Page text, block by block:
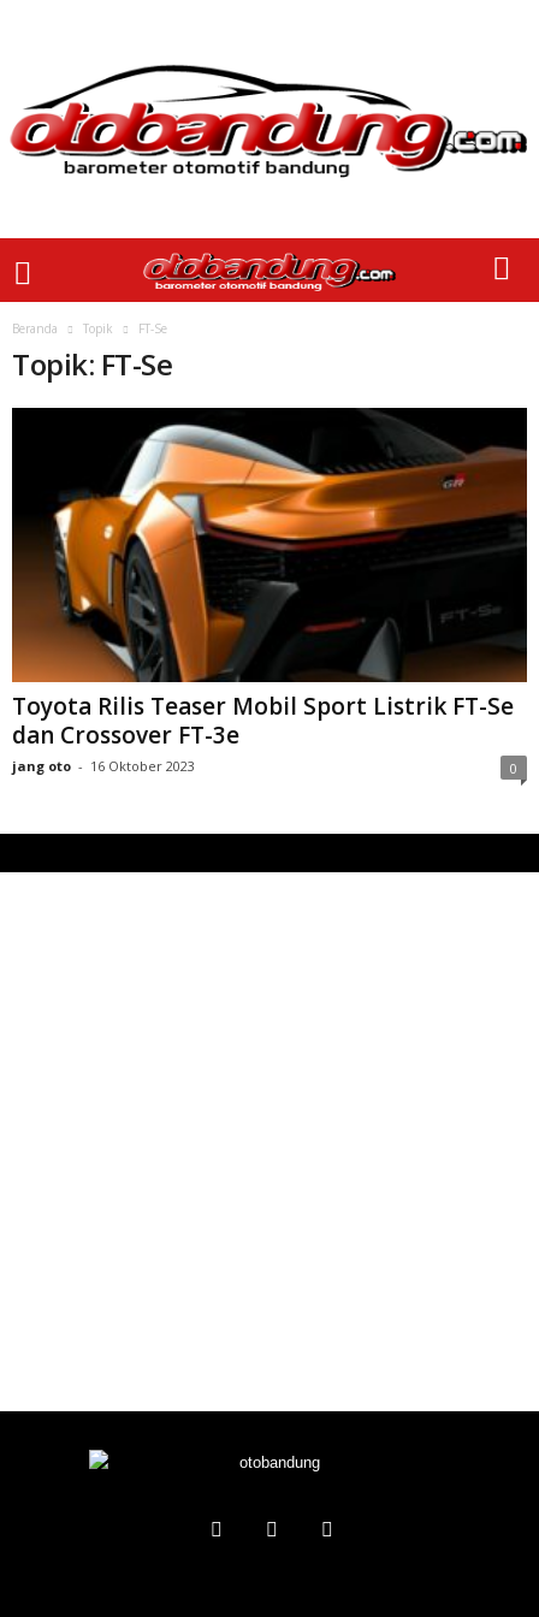
Beranda Topik FT-Se
Topik: FT-Se
Toyota Rilis Teaser Mobil Sport Listrik FT-Se
dan Crossover FT-3e
jang oto - 16 Oktober 2023 0